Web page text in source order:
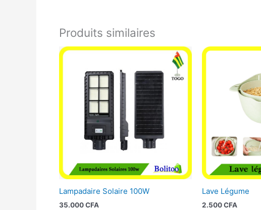
Produits similaires
Lampadaire Solaire 100W
35.000CFA
Lave Légume
2.500CFA